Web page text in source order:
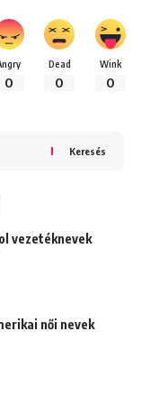
0
Dead
0
Wink
0
Keresés
vezetéknevek
női nevek